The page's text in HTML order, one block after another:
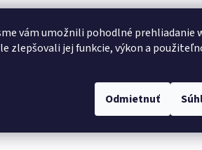
vám umožnili pohodlné prehliadanie
zlepšovali jej funkcie, výkon a
Odmietnuť